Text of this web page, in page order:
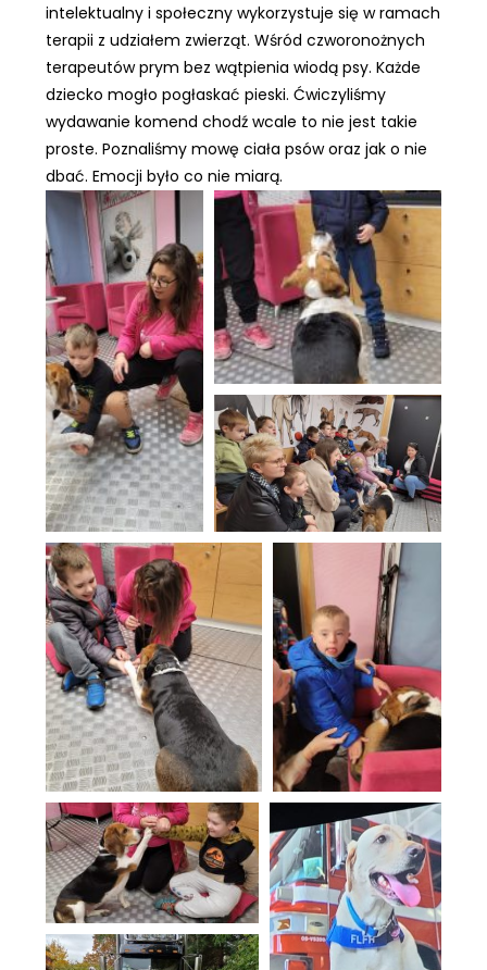
intelektualny i społeczny wykorzystuje się w ramach
terapii z udziałem zwierząt. Wśród czworonożnych
terapeutów prym bez wątpienia wiodą psy. Każde
dziecko mogło pogłaskać pieski. Ćwiczyliśmy
wydawanie komend chodź wcale to nie jest takie
proste. Poznaliśmy mowę ciała psów oraz jak o nie
dbać. Emocji było co nie miarą.